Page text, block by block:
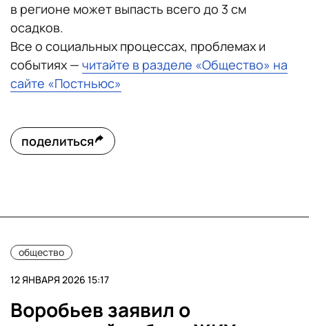
в регионе может выпасть всего до 3 см
осадков.
Все о социальных процессах, проблемах и
событиях — читайте в разделе «Общество» на
сайте «Постньюс»
поделиться
общество
12 ЯНВАРЯ 2026 15:17
Воробьев заявил о